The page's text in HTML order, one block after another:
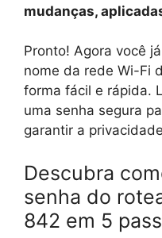
mudanças,
Pronto! Agora você
nome da rede Wi-Fi
forma fácil e rápida.
uma senha segura
garantir a
Descubra
senha do
842 em 5